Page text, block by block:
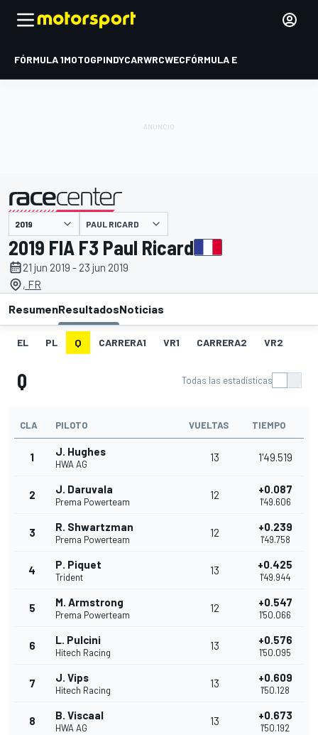
FÓRMULA 1MOTOGPINDYCARWRCWECFÓRMULA E
presentado por PAUL RICARD
2019 FIA F3 Paul Ricard
21 jun 2019 - 23 jun 2019
, FR
ResumenResultadosNoticias
EL PL Q CARRERA1 VR1 CARRERA2 VR2
Q Todas las estadísticas
CLA PILOTO VUELTAS TIEMPO
1 J. Hughes
HWA AG
13 1'49.519
2 J. Daruvala
Prema Powerteam
12 +0.087
1'49.606
3 R. Shwartzman
Prema Powerteam
12 +0.239
1'49.758
4 P. Piquet
Trident
13 +0.425
1'49.944
5 M. Armstrong
Prema Powerteam
12 +0.547
1'50.066
6 L. Pulcini
Hitech Racing
13 +0.576
1'50.095
7 J. Vips
Hitech Racing
13 +0.609
1'50.128
8 B. Viscaal
HWA AG
13 +0.673
1'50.192